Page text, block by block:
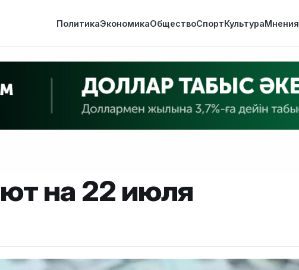
ПолитикаЭкономикаОбществоСпортКультураМнения
на 22 июля